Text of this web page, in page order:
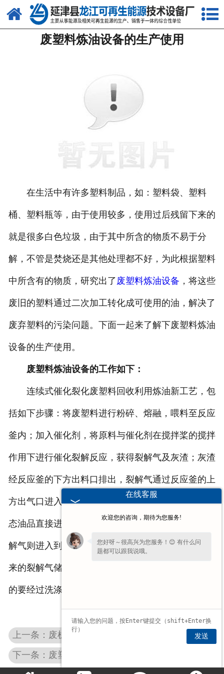
网站首页
关于我们
资质荣誉
联系我们
废塑料炼油设备的生产使用
在生活中有许多塑料制品，如：塑料袋、塑料
桶、塑料瓶等，由于使用较多，使用过后残留下来的
就是很多白色垃圾，由于其中所含的物质不易于分
解，不管是焚烧还是其他处理都不好，为此根据塑料
中所含有的物质，研究出了废塑料炼油设备 ，将这些
废旧的塑料通过二次加工转化成可使用的油，解决了
废弃塑料的污染问题。下面一起来了解下废塑料炼油
设备的生产使用。
废塑料炼油设备的工作如下：
连续式催化裂化废塑料回收利用炼油新工艺，包
括如下步骤：将废塑料进行粉碎、熔融，喂料至反应
釜内；加入催化剂，将原料与催化剂在搅拌桨的搅拌
作用下进行催化裂解反应，获得裂解气及灰渣；灰渣
经反应釜的下方出料口排出，裂解气通过反应釜的上
方出气口进入到冷凝系统中进行冷凝，冷凝获得的液
态油品直接进入到混油罐中储存，未被冷凝下来的裂
解气则进入到气柜中储存当做燃料使用。未被冷凝下
来的裂解气储存至气柜中，在做燃料使用前本着的目
的要经过洗涤塔对其进行碱洗吸收微量的HCl。
上一条：废机油的二次应用
下一条：废塑料炼油过程中的一些工序介绍
在线客服
欢迎您的咨询，期待为您服务!
您好呀～很高兴为您服务！😊 有什么问
题都可以跟我说哦。
发送